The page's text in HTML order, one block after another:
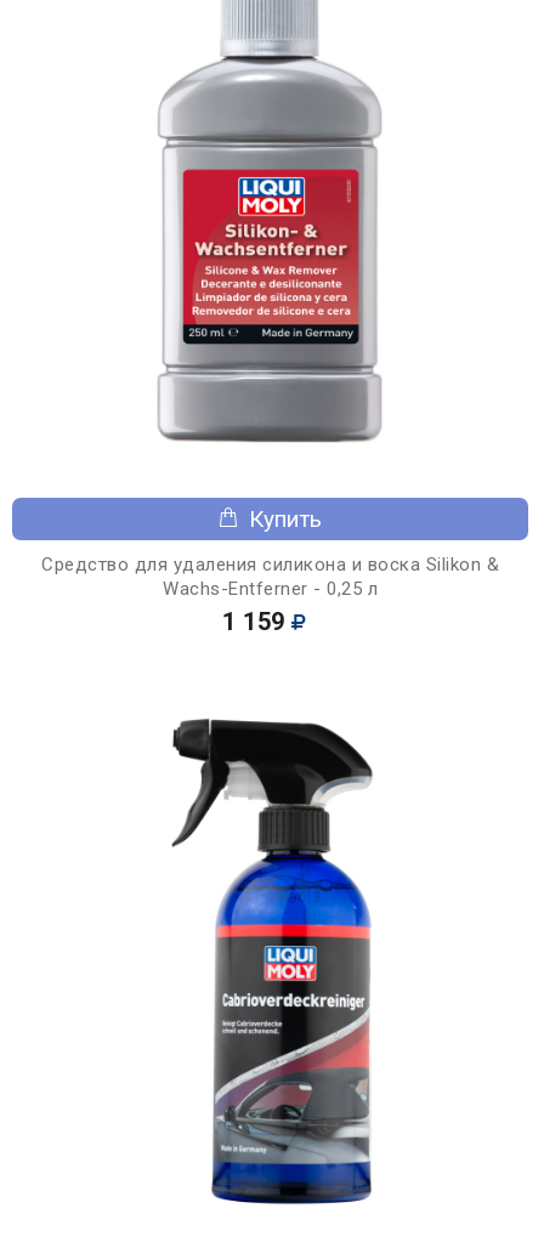
Купить
Средство для удаления силикона и воска Silikon &
Wachs-Entferner - 0,25 л
1 159